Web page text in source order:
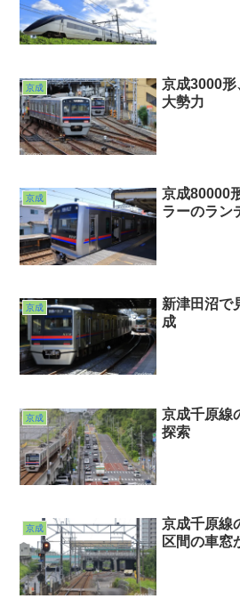
京成
京成3000
大勢力
京成
京成80000
ラーのラン
京成
新津田沼で
成
京成
京成千原線
探索
京成
京成千原線
区間の車窓